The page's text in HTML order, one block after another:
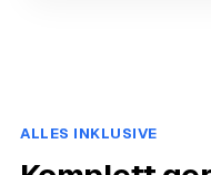
ALLES INKLUSIVE